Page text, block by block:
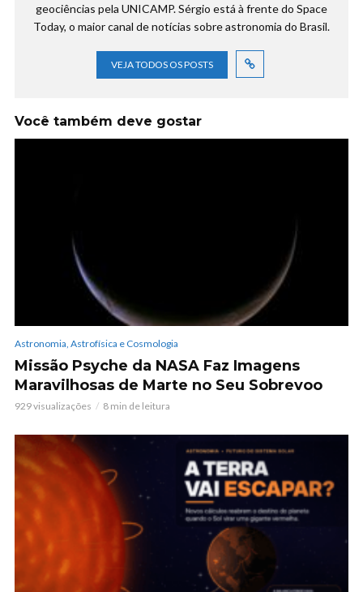
geociências pela UNICAMP. Sérgio está à frente do Space
Today, o maior canal de notícias sobre astronomia do Brasil.
VEJA TODOS OS POSTS
Você também deve gostar
Astronomia, Astrofísica e Cosmologia
Missão Psyche da NASA Faz Imagens
Maravilhosas de Marte no Seu Sobrevoo
929 visualizações 8 min de leitura